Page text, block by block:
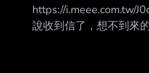
https://i.meee.com.tw/
說收到信了，想不到來